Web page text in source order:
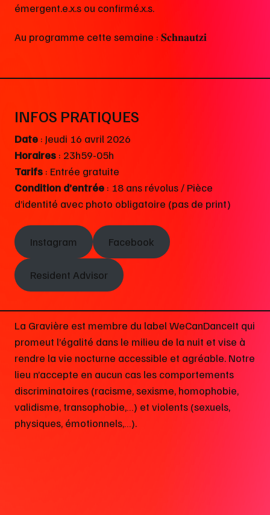
émergent.e.x.s ou confirmé.x.s.
Au programme cette semaine : 𝐒𝐜𝐡𝐧𝐚𝐮𝐭𝐳𝐢
INFOS PRATIQUES
Date : Jeudi 16 avril 2026
Horaires : 23h59-05h
Tarifs : Entrée gratuite
Condition d’entrée : 18 ans révolus / Pièce
d’identité avec photo obligatoire (pas de print)
Instagram Facebook
Resident Advisor
La Gravière est membre du label WeCanDanceIt qui
promeut l’égalité dans le milieu de la nuit et vise à
rendre la vie nocturne accessible et agréable. Notre
lieu n’accepte en aucun cas les comportements
discriminatoires (racisme, sexisme, homophobie,
validisme, transophobie,…) et violents (sexuels,
physiques, émotionnels,…).